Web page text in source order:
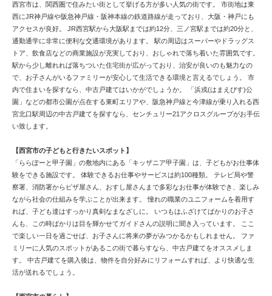
西宮市は、関西圏で住みたい街として挙げる方が多い人気の街です。 市街地は東
西にJR神戸線や阪急神戸線・阪神本線の鉄道路線が走っており、大阪・神戸にも
アクセスが良好。 JR西宮駅から大阪駅までは約12分、三ノ宮駅までは約20分と、
通勤通学に非常に便利な交通環境があります。 駅の周辺はスーパーやドラッグス
トア、飲食店などの商業施設が充実しており、おしゃれで落ち着いた雰囲気です。
駅から少し離れれば落ちついた住宅街が広がっており、治安が良いのも魅力なの
で、お子さんがいるファミリーが安心して生活できる環境と言えるでしょう。 市
内で住まいを探すなら、中古戸建てはいかがでしょうか。 「浜戎(はまえびす)公
園」などの都市公園が点在する東町エリアや、阪急神戸線と今津線が乗り入れる西
宮北口駅周辺の中古戸建てを探すなら、センチュリー21アクロスグループがお手伝
い致します。
【西宮市の子どもと行きたいスポット】
「ららぽーと甲子園」の敷地内にある「キッザニア甲子園」は、子どもがお仕事体
験をできる施設です。 体験できるお仕事やサービスは約100種類。 テレビ局や警
察署、消防署からピザ屋さん、おすし屋さんまで多彩なお仕事が体験でき、楽しみ
ながら社会の仕組みを学ぶことが出来ます。 憧れの職業のユニフォームを着用す
れば、子ども達はすっかり真剣なまなざしに。 いつもはふざけてばかりのお子さ
んも、この時ばかりは目を輝かせてガイドさんの説明に聞き入っています。 ここ
で楽しい一日を過ごせば、お子さんに将来の夢がみつかるかもしれません。 ファ
ミリーに人気のスポットがあるこの街で暮らすなら、中古戸建てをオススメしま
す。 中古戸建てを購入後は、物件を自分好みにリフォームすれば、より快適な生
活が送れるでしょう。